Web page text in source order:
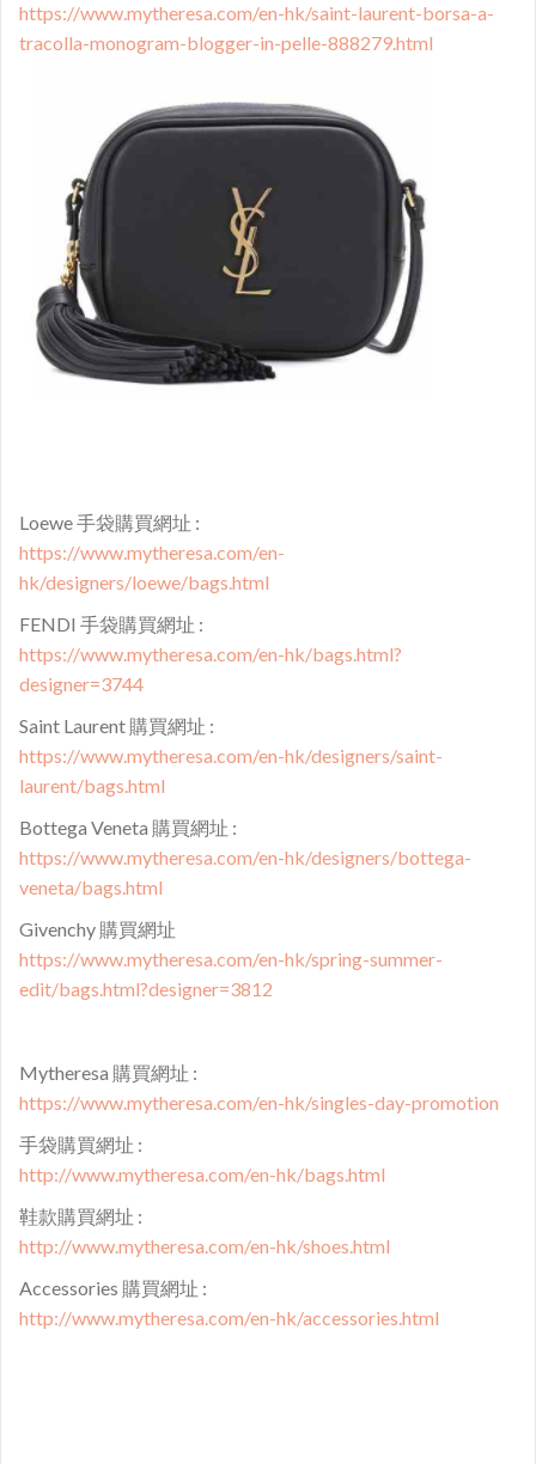
https://www.mytheresa.com/en-hk/saint-laurent-borsa-a-
tracolla-monogram-blogger-in-pelle-888279.html
Loewe 手袋購買網址 :
https://www.mytheresa.com/en-
hk/designers/loewe/bags.html
FENDI 手袋購買網址 :
https://www.mytheresa.com/en-hk/bags.html?
designer=3744
Saint Laurent 購買網址 :
https://www.mytheresa.com/en-hk/designers/saint-
laurent/bags.html
Bottega Veneta 購買網址 :
https://www.mytheresa.com/en-hk/designers/bottega-
veneta/bags.html
Givenchy 購買網址
https://www.mytheresa.com/en-hk/spring-summer-
edit/bags.html?designer=3812
Mytheresa 購買網址 :​
https://www.mytheresa.com/en-hk/singles-day-promotion
手袋購買網址 :
http://www.mytheresa.com/en-hk/bags.html
鞋款購買網址 :​
http://www.mytheresa.com/en-hk/shoes.html
Accessories 購買網址 :​
http://www.mytheresa.com/en-hk/accessories.html